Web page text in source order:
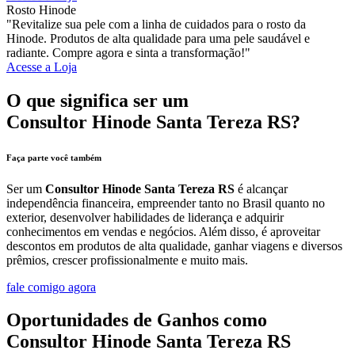
Rosto Hinode
"Revitalize sua pele com a linha de cuidados para o rosto da
Hinode. Produtos de alta qualidade para uma pele saudável e
radiante. Compre agora e sinta a transformação!"
Acesse a Loja
O que significa ser um
Consultor Hinode Santa Tereza RS?
Faça parte você também
Ser um Consultor Hinode Santa Tereza RS é alcançar
independência financeira, empreender tanto no Brasil quanto no
exterior, desenvolver habilidades de liderança e adquirir
conhecimentos em vendas e negócios. Além disso, é aproveitar
descontos em produtos de alta qualidade, ganhar viagens e diversos
prêmios, crescer profissionalmente e muito mais.
fale comigo agora
Oportunidades de Ganhos como
Consultor Hinode Santa Tereza RS